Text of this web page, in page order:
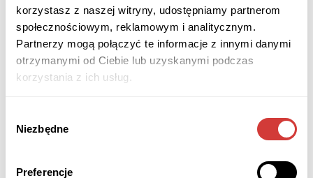
korzystasz z naszej witryny, udostępniamy partnerom
społecznościowym, reklamowym i analitycznym.
Partnerzy mogą połączyć te informacje z innymi danymi
otrzymanymi od Ciebie lub uzyskanymi podczas
korzystania z ich usług.
zgody
Niezbędne
Preferencje
udostępnij